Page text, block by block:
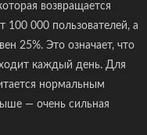
возвращается
100 000 пользователей, а
25%. Это означает, что
каждый день. Для
нормальным
— очень сильная